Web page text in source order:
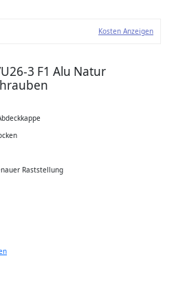
Kosten Anzeigen
3 F1 Alu Natur
Raststellung